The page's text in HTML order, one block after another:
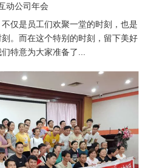
动公司年会
仅是员工们欢聚一堂的时刻，也是
。而在这个特别的时刻，留下美好
特意为大家准备了...